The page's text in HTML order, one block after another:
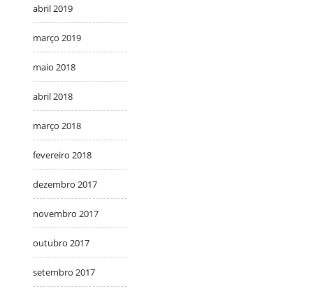
abril 2019
março 2019
maio 2018
abril 2018
março 2018
fevereiro 2018
dezembro 2017
novembro 2017
outubro 2017
setembro 2017